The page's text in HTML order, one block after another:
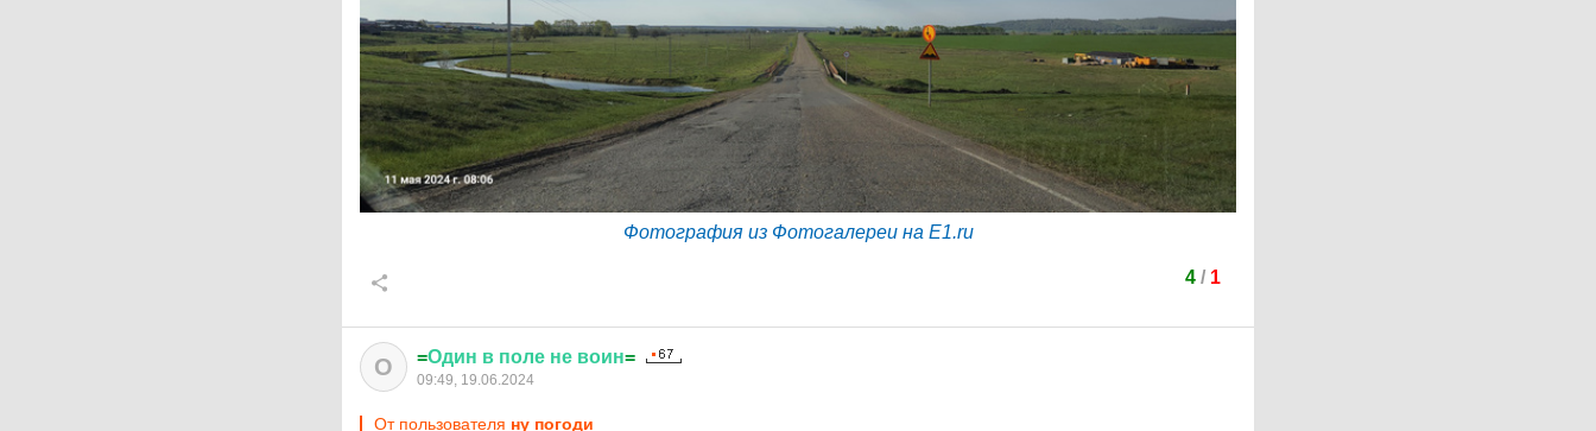
Фотография из Фотогалереи на E1.ru
4/ 1
О =Один в поле не воин=
09:49, 19.06.2024
От пользователя ну погоди